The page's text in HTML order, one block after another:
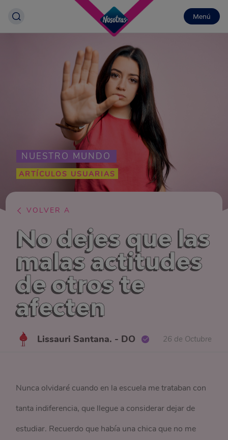
Menú
NUESTRO MUNDO
ARTÍCULOS USUARIAS
VOLVER A
No dejes que las
malas actitudes
de otros te
afecten
Lissauri Santana. - DO 26 de Octubre
Nunca olvidaré cuando en la escuela me trataban con
tanta indiferencia, que llegue a considerar dejar de
estudiar. Recuerdo que había una chica que no me